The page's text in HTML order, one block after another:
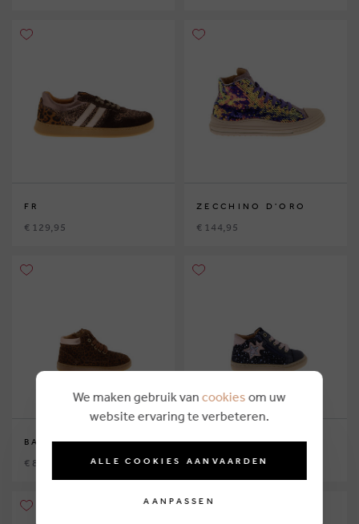
FR
€ 129,95
ZECCHINO D'ORO
€ 144,95
BABYBOTTE
€ 82,95
BABYBOTTE
€ 99,95
We maken gebruik van cookies om uw
website ervaring te verbeteren.
ALLE COOKIES AANVAARDEN
AANPASSEN